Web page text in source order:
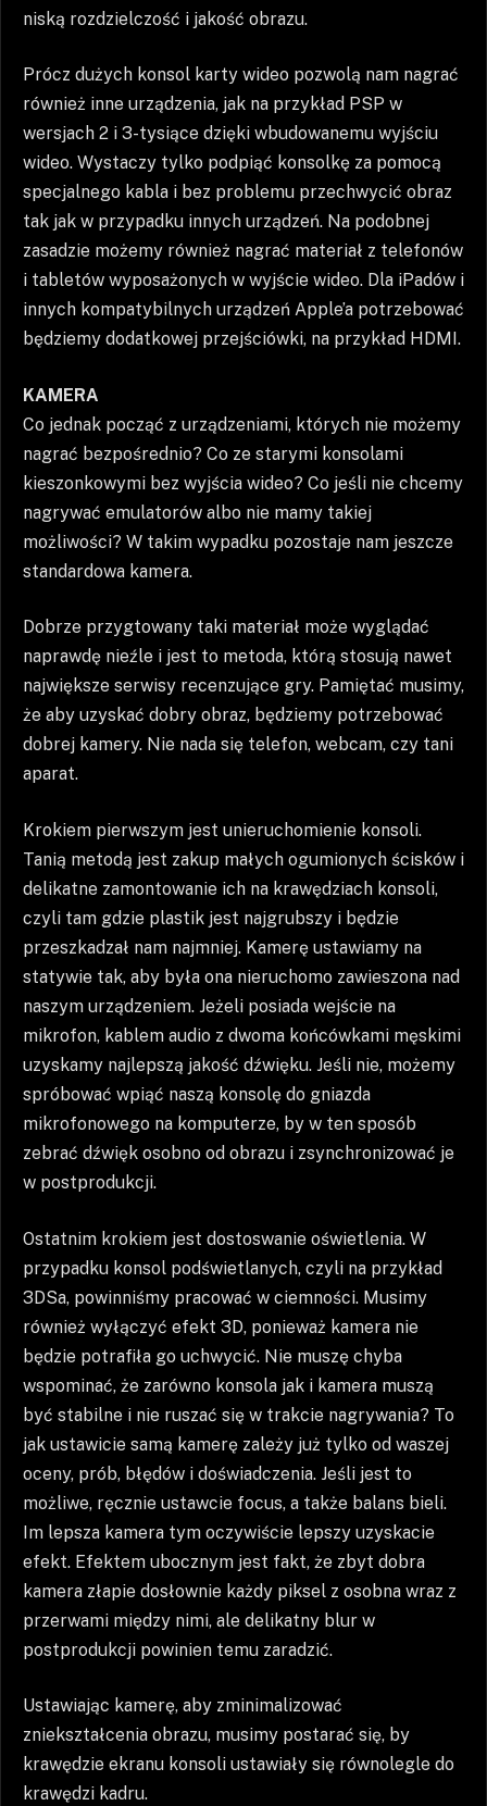
niską rozdzielczość i jakość obrazu.
Prócz dużych konsol karty wideo pozwolą nam nagrać
również inne urządzenia, jak na przykład PSP w
wersjach 2 i 3-tysiące dzięki wbudowanemu wyjściu
wideo. Wystaczy tylko podpiąć konsolkę za pomocą
specjalnego kabla i bez problemu przechwycić obraz
tak jak w przypadku innych urządzeń. Na podobnej
zasadzie możemy również nagrać materiał z telefonów
i tabletów wyposażonych w wyjście wideo. Dla iPadów i
innych kompatybilnych urządzeń Apple’a potrzebować
będziemy dodatkowej przejściówki, na przykład HDMI.
KAMERA
Co jednak począć z urządzeniami, których nie możemy
nagrać bezpośrednio? Co ze starymi konsolami
kieszonkowymi bez wyjścia wideo? Co jeśli nie chcemy
nagrywać emulatorów albo nie mamy takiej
możliwości? W takim wypadku pozostaje nam jeszcze
standardowa kamera.
Dobrze przygtowany taki materiał może wyglądać
naprawdę nieźle i jest to metoda, którą stosują nawet
największe serwisy recenzujące gry. Pamiętać musimy,
że aby uzyskać dobry obraz, będziemy potrzebować
dobrej kamery. Nie nada się telefon, webcam, czy tani
aparat.
Krokiem pierwszym jest unieruchomienie konsoli.
Tanią metodą jest zakup małych ogumionych ścisków i
delikatne zamontowanie ich na krawędziach konsoli,
czyli tam gdzie plastik jest najgrubszy i będzie
przeszkadzał nam najmniej. Kamerę ustawiamy na
statywie tak, aby była ona nieruchomo zawieszona nad
naszym urządzeniem. Jeżeli posiada wejście na
mikrofon, kablem audio z dwoma końcówkami męskimi
uzyskamy najlepszą jakość dźwięku. Jeśli nie, możemy
spróbować wpiąć naszą konsolę do gniazda
mikrofonowego na komputerze, by w ten sposób
zebrać dźwięk osobno od obrazu i zsynchronizować je
w postprodukcji.
Ostatnim krokiem jest dostoswanie oświetlenia. W
przypadku konsol podświetlanych, czyli na przykład
3DSa, powinniśmy pracować w ciemności. Musimy
również wyłączyć efekt 3D, ponieważ kamera nie
będzie potrafiła go uchwycić. Nie muszę chyba
wspominać, że zarówno konsola jak i kamera muszą
być stabilne i nie ruszać się w trakcie nagrywania? To
jak ustawicie samą kamerę zależy już tylko od waszej
oceny, prób, błędów i doświadczenia. Jeśli jest to
możliwe, ręcznie ustawcie focus, a także balans bieli.
Im lepsza kamera tym oczywiście lepszy uzyskacie
efekt. Efektem ubocznym jest fakt, że zbyt dobra
kamera złapie dosłownie każdy piksel z osobna wraz z
przerwami między nimi, ale delikatny blur w
postprodukcji powinien temu zaradzić.
Ustawiając kamerę, aby zminimalizować
zniekształcenia obrazu, musimy postarać się, by
krawędzie ekranu konsoli ustawiały się równolegle do
krawędzi kadru.